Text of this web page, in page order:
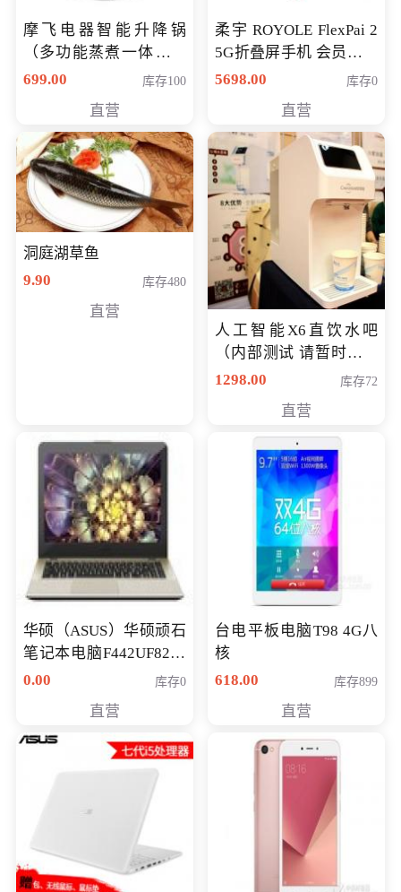
摩飞电器智能升降锅
（多功能蒸煮一体锅）
（智能升降养生锅） 会
699.00 库存100
直营
柔宇 ROYOLE FlexPai 2
5G折叠屏手机 会员专享
购买价格 4998元
5698.00 库存0
直营
洞庭湖草鱼
9.90
库存480
直营
人工智能X6直饮水吧
（内部测试 请暂时不要
购买）
1298.00 库存72
直营
华硕（ASUS）华硕顽石
笔记本电脑F442UF8250
八代独显轻薄办公商务
0.00 库存0
直营
台电平板电脑T98 4G八
核
618.00
库存899
直营